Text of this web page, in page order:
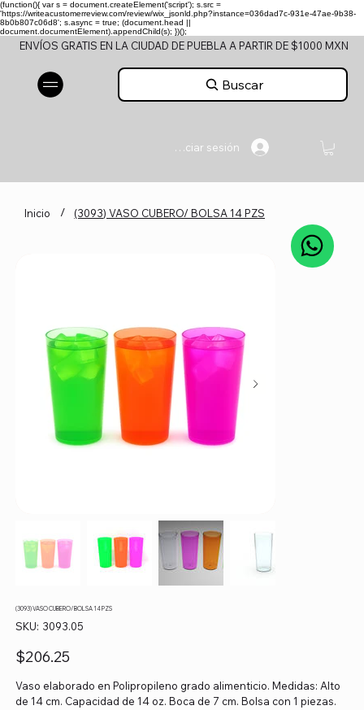
(function(){ var s = document.createElement('script'); s.src =
'https://writeacustomerreview.com/review/wix_jsonld.php?instance=036dad7c-931e-47ae-9b38-
8b0b807c06d8'; s.async = true; (document.head ||
document.documentElement).appendChild(s); })();
ENVÍOS GRATIS EN LA CIUDAD DE PUEBLA A PARTIR DE $1000 MXN
Buscar
Iniciar sesión
Inicio / (3093) VASO CUBERO/ BOLSA 14 PZS
(3093) VASO CUBERO/ BOLSA 14 PZS
SKU: SKU
3093.05
3093.05
Precio
$206.25
Vaso elaborado en Polipropileno grado alimenticio. Medidas: Alto
de 14 cm. Capacidad de 14 oz. Boca de 7 cm. Bolsa con 1 piezas.